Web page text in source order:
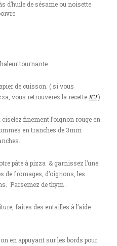
d’huile de sésame ou noisette
tournante.
de cuisson. ( si vous
vous retrouverez la recette ICI)
finement l’oignon rouge en
en tranches de 3mm
pâte à pizza & garnissez l’une
de fromages, d’oignons, les
Parsemez de thym .
faites des entailles à l’aide
en appuyant sur les bords pour